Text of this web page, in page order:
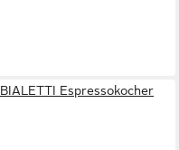
BIALETTI Espressokocher